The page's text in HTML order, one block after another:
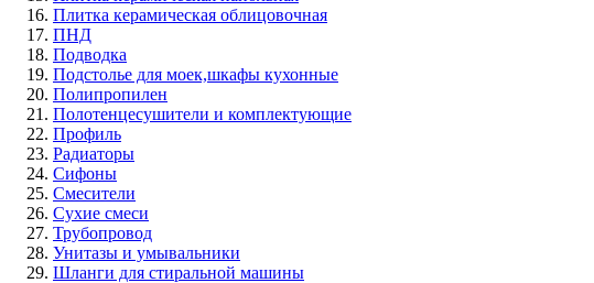
Плитка керамическая облицовочная
ПНД
Подводка
Подстолье для моек,шкафы кухонные
Полипропилен
Полотенцесушители и комплектующие
Профиль
Радиаторы
Сифоны
Смесители
Сухие смеси
Трубопровод
Унитазы и умывальники
Шланги для стиральной машины